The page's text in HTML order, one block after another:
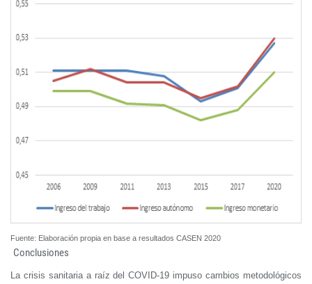
Fuente: Elaboración propia en base a resultados CASEN 2020
Conclusiones
La crisis sanitaria a raíz del COVID-19 impuso cambios metodológicos